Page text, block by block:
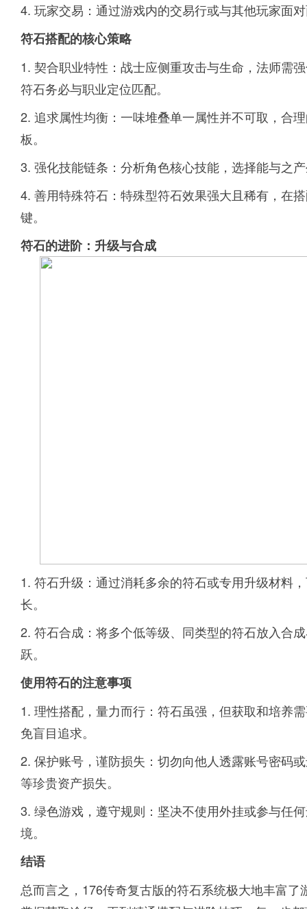
4. 玩家交易：通过游戏内的交易行或与其他玩家面
符石搭配的核心策略
1. 契合职业特性：战士应侧重攻击与生命，法师需
符石务必与职业定位匹配。
2. 追求属性均衡：一味堆叠单一属性并不可取，合
板。
3. 强化技能链条：分析角色核心技能，选择能与之
4. 善用特殊符石：特殊型符石效果强大且稀有，在
键。
符石的进阶：升级与合成
1. 符石升级：通过消耗多余的符石或专用升级材料
长。
2. 符石合成：将多个低等级、同类型的符石放入合
跃。
使用符石的注意事项
1. 理性搭配，量力而行：符石虽强，但获取和培养
免盲目追求。
2. 保护账号，谨防损失：切勿向他人透露账号密码
等珍贵资产损失。
3. 绿色游戏，遵守规则：坚决不使用外挂或参与任
境。
结语
总而言之，176传奇复古版的符石系统极大地丰富